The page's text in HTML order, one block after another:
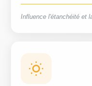
Influence l'étanchéité et